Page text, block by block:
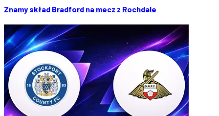
Znamy skład Bradford na mecz z Rochdale